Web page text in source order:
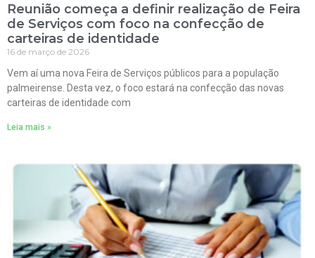
Reunião começa a definir realização de Feira
de Serviços com foco na confecção de
carteiras de identidade
16 de março de 2026
Vem aí uma nova Feira de Serviços públicos para a população
palmeirense. Desta vez, o foco estará na confecção das novas
carteiras de identidade com
Leia mais »